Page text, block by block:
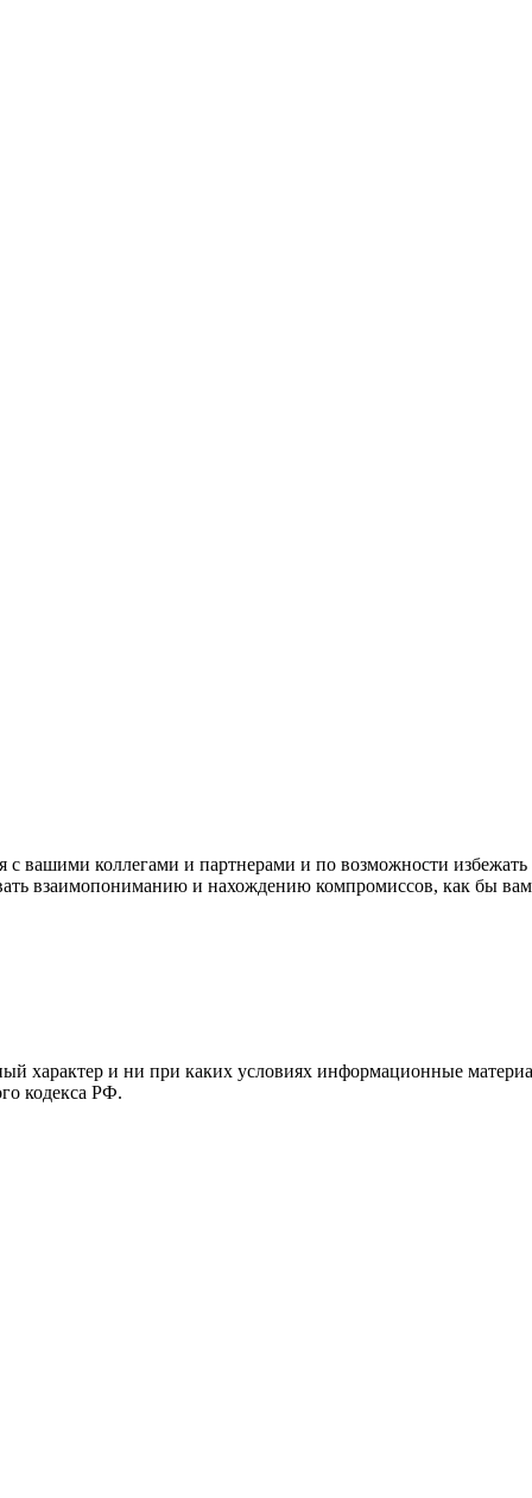
с вашими коллегами и партнерами и по возможности избежать
взаимопониманию и нахождению компромиссов, как бы
характер и ни при каких условиях информационные
кодекса РФ.